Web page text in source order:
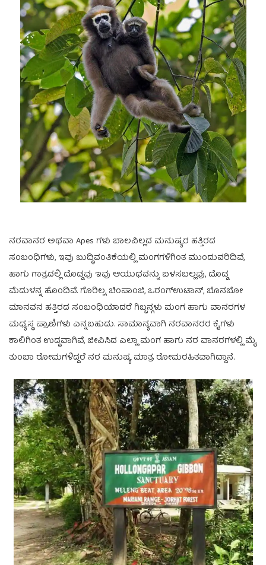
ನರವಾನರ ಅಥವಾ Apes ಗಳು ಬಾಲವಿಲ್ಲದ ಮನುಷ್ಯರ ಹತ್ತಿರದ
ಸಂಬಂಧಿಗಳು, ಇವು ಬುದ್ಧಿವಂತಿಕೆಯಲ್ಲಿ ಮಂಗಗಳಿಗಿಂತ ಮುಂದುವರಿದಿವೆ,
ಹಾಗು ಗಾತ್ರದಲ್ಲಿ ದೊಡ್ಡವು ಇವು ಆಯುಧವನ್ನು ಬಳಸಬಲ್ಲವು, ದೊಡ್ಡ
ಮೆದುಳನ್ನ ಹೊಂದಿವೆ. ಗೊರಿಲ್ಲ, ಚಿಂಪಾಂಜಿ, ಒರಂಗ್ಉಟಾನ್, ಬೊನಬೋ
ಮಾನವನ ಹತ್ತಿರದ ಸಂಬಂಧಿಯಾದರೆ ಗಿಬ್ಬನ್ಗಳು ಮಂಗ ಹಾಗು ವಾನರಗಳ
ಮಧ್ಯಸ್ಥ ಪ್ರಾಣಿಗಳು ಎನ್ನಬಹುದು. ಸಾಮಾನ್ಯವಾಗಿ ನರವಾನರರ ಕೈಗಳು
ಕಾಲಿಗಿಂತ ಉದ್ದವಾಗಿವೆ, ಜೀವಿಸಿದ ಎಲ್ಲಾ ಮಂಗ ಹಾಗು ನರ ವಾನರಗಳಲ್ಲಿ ಮೈ
ತುಂಬಾ ರೋಮಗಳಿದ್ದರೆ ನರ ಮನುಷ್ಯ ಮಾತ್ರ ರೋಮರಹಿತವಾಗಿದ್ದಾನೆ.